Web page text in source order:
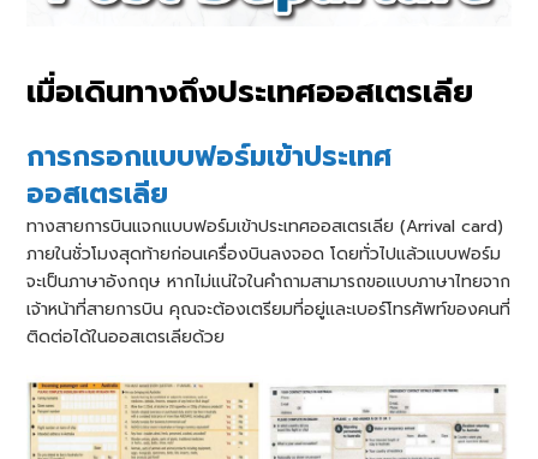
เมื่อเดินทางถึงประเทศออสเตรเลีย
การกรอกแบบฟอร์มเข้าประเทศ
ออสเตรเลีย
ทางสายการบินแจกแบบฟอร์มเข้าประเทศออสเตรเลีย (Arrival card)
ภายในชั่วโมงสุดท้ายก่อนเครื่องบินลงจอด โดยทั่วไปแล้วแบบฟอร์ม
จะเป็นภาษาอังกฤษ หากไม่แน่ใจในคําถามสามารถขอแบบภาษาไทยจาก
เจ้าหน้าที่สายการบิน คุณจะต้องเตรียมที่อยู่และเบอร์โทรศัพท์ของคนที่
ติดต่อได้ในออสเตรเลียด้วย